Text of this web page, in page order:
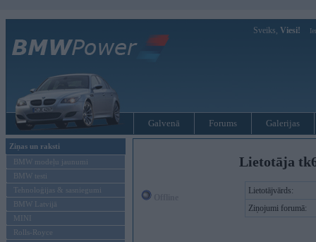
Sveiks, Viesi!
Galvenā Forums Galerijas
Ziņas un raksti
BMW modeļu jaunumi
BMW testi
Tehnoloģijas & sasniegumi
BMW Latvijā
MINI
Rolls-Royce
Lietotāja
Lietotājvārds:
Ziņojumi forumā: